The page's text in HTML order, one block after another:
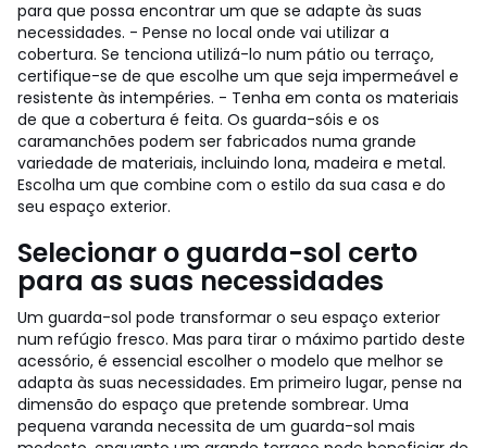
para que possa encontrar um que se adapte às suas
necessidades. - Pense no local onde vai utilizar a
cobertura. Se tenciona utilizá-lo num pátio ou terraço,
certifique-se de que escolhe um que seja impermeável e
resistente às intempéries. - Tenha em conta os materiais
de que a cobertura é feita. Os guarda-sóis e os
caramanchões podem ser fabricados numa grande
variedade de materiais, incluindo lona, madeira e metal.
Escolha um que combine com o estilo da sua casa e do
seu espaço exterior.
Selecionar o guarda-sol certo
para as suas necessidades
Um guarda-sol pode transformar o seu espaço exterior
num refúgio fresco. Mas para tirar o máximo partido deste
acessório, é essencial escolher o modelo que melhor se
adapta às suas necessidades. Em primeiro lugar, pense na
dimensão do espaço que pretende sombrear. Uma
pequena varanda necessita de um guarda-sol mais